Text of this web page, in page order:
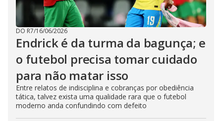
DO R7/16/06/2026
Endrick é da turma da bagunça; e
o futebol precisa tomar cuidado
para não matar isso
Entre relatos de indisciplina e cobranças por obediência
tática, talvez exista uma qualidade rara que o futebol
moderno anda confundindo com defeito